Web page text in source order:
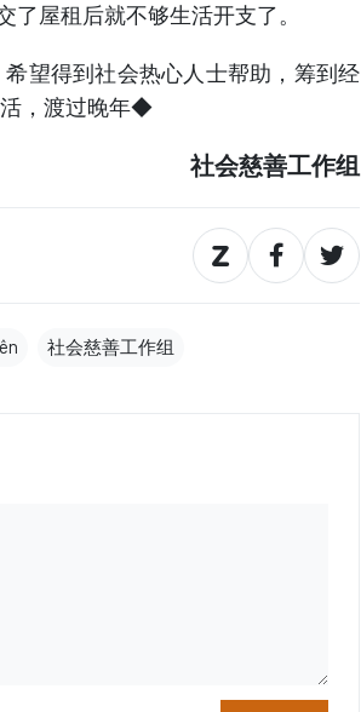
了屋租后就不够生活开支了。
望得到社会热心人士帮助，筹到经
，渡过晚年◆
社会慈善工作组
社会慈善工作组